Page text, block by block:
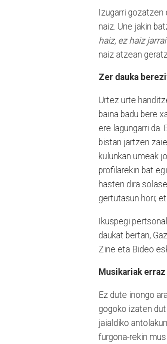
Izugarri gozatzen
naiz. Une jakin
haiz, ez haiz
naiz atzean
Zer dauka
Urtez urte
baina badu bere
ere lagungarri
bistan jartzen
kulunkan umeak
profilarekin bat
hasten dira
gertutasun hori;
Ikuspegi
daukat bertan,
Zine eta Bideo
Musikariak
Ez dute inongo
gogoko izaten
jaialdiko
furgona-rekin